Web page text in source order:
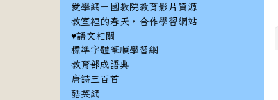
愛學網－國教院教育影片資源
教室裡的春天，合作學習網站
♥語文相關
標準字體筆順學習網
教育部成語典
唐詩三百首
酷英網